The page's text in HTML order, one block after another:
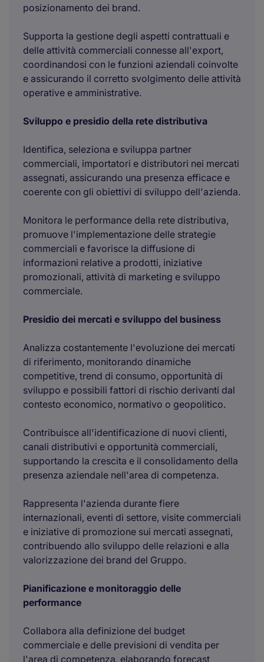
posizionamento dei brand.
Supporta la gestione degli aspetti contrattuali e
delle attività commerciali connesse all'export,
coordinandosi con le funzioni aziendali coinvolte
e assicurando il corretto svolgimento delle attività
operative e amministrative.
Sviluppo e presidio della rete distributiva
Identifica, seleziona e sviluppa partner
commerciali, importatori e distributori nei mercati
assegnati, assicurando una presenza efficace e
coerente con gli obiettivi di sviluppo dell'azienda.
Monitora le performance della rete distributiva,
promuove l'implementazione delle strategie
commerciali e favorisce la diffusione di
informazioni relative a prodotti, iniziative
promozionali, attività di marketing e sviluppo
commerciale.
Presidio dei mercati e sviluppo del business
Analizza costantemente l'evoluzione dei mercati
di riferimento, monitorando dinamiche
competitive, trend di consumo, opportunità di
sviluppo e possibili fattori di rischio derivanti dal
contesto economico, normativo o geopolitico.
Contribuisce all'identificazione di nuovi clienti,
canali distributivi e opportunità commerciali,
supportando la crescita e il consolidamento della
presenza aziendale nell'area di competenza.
Rappresenta l'azienda durante fiere
internazionali, eventi di settore, visite commerciali
e iniziative di promozione sui mercati assegnati,
contribuendo allo sviluppo delle relazioni e alla
valorizzazione dei brand del Gruppo.
Pianificazione e monitoraggio delle
performance
Collabora alla definizione del budget
commerciale e delle previsioni di vendita per
l'area di competenza, elaborando forecast